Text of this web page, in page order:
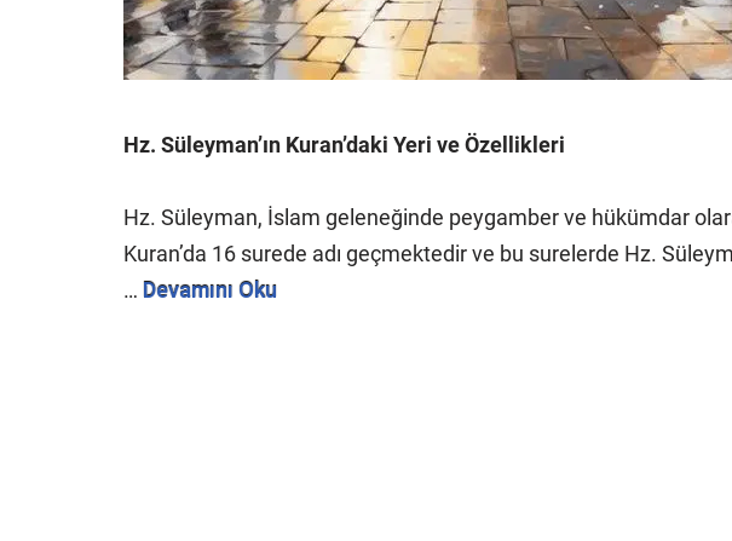
Hz. Süleyman’ın Kuran’daki Yeri ve Özellikleri
Hz. Süleyman, İslam geleneğinde peygamber ve hükümdar
Kuran’da 16 surede adı geçmektedir ve bu surelerde Hz.
… Devamını Oku